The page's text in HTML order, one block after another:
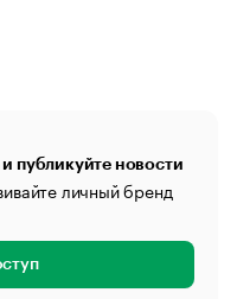
публикуйте новости
личный бренд